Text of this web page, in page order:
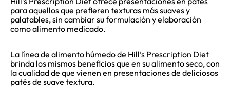
para aquellos que prefieren texturas más suaves y
palatables, sin cambiar su formulación y elaboración
como alimento medicado.
La línea de alimento húmedo de Hill’s Prescription Diet
brinda los mismos beneficios que en su alimento seco, con
la cualidad de que vienen en presentaciones de deliciosos
patés de suave textura.